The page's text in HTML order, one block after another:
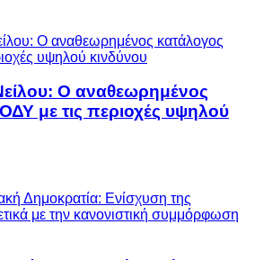
Ο αναθεωρημένος
με τις περιοχές υψηλού